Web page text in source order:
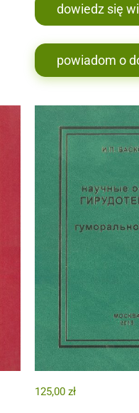
dowiedz się
powiadom o
125,00 zł